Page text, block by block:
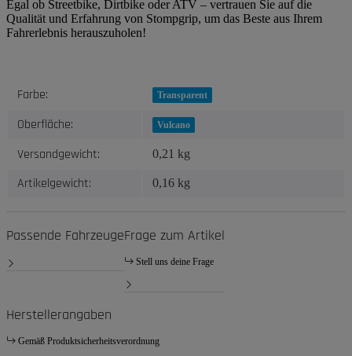
Egal ob Streetbike, Dirtbike oder ATV – vertrauen Sie auf die
Qualität und Erfahrung von Stompgrip, um das Beste aus Ihrem
Fahrerlebnis herauszuholen!
Produkteigenschaft
Wert
Farbe: Transparent
Oberfläche: Vulcano
Versandgewicht: 0,21 kg
Artikelgewicht: 0,16 kg
Passende FahrzeugeFrage zum Artikel
Stell uns deine Frage
Herstellerangaben
Gemäß Produktsicherheitsverordnung